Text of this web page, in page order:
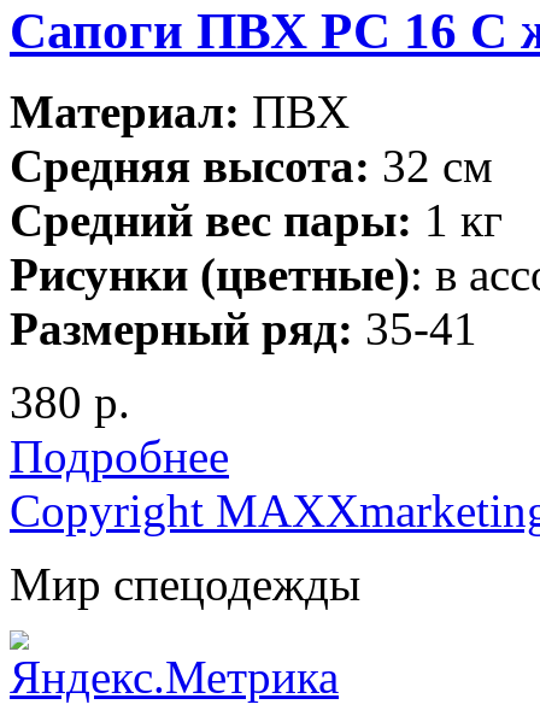
Сапоги ПВХ РС 16 С
Материал: ПВХ
Средняя высота: 32 см
Средний вес пары: 1 кг
Рисунки (цветные): в
Размерный ряд: 35-41
380 р.
Подробнее
Copyright
Мир спецодежды